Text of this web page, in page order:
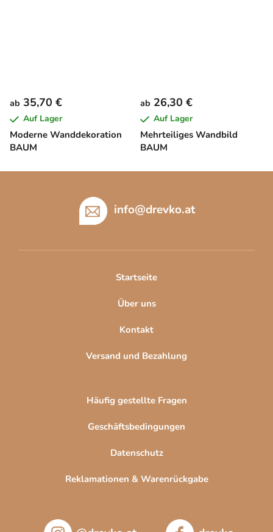
Moderne Wanddekoration
BAUM
ab 35,70 €
Auf Lager
Mehrteiliges Wandbild
BAUM
ab 26,30 €
Auf Lager
info@drevko.at
Startseite
Über uns
Kontakt
Versand und Bezahlung
Häufig gestellte Fragen
Geschäftsbedingungen
Datenschutz
Reklamationen & Warenrückgabe